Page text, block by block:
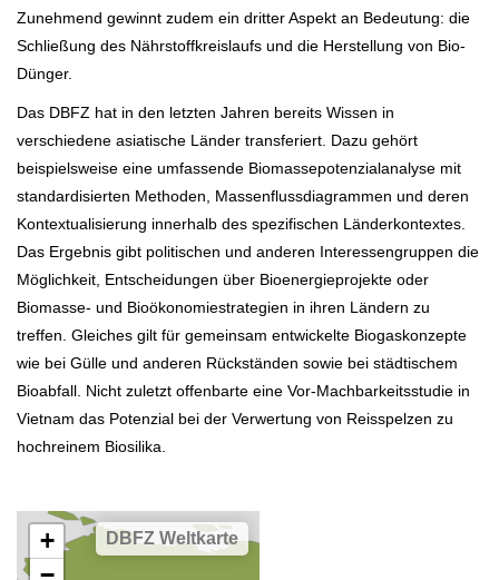
Zunehmend gewinnt zudem ein dritter Aspekt an Bedeutung: die
Schließung des Nährstoffkreislaufs und die Herstellung von Bio-
Dünger.
Das DBFZ hat in den letzten Jahren bereits Wissen in
verschiedene asiatische Länder transferiert. Dazu gehört
beispielsweise eine umfassende Biomassepotenzialanalyse mit
standardisierten Methoden, Massenflussdiagrammen und deren
Kontextualisierung innerhalb des spezifischen Länderkontextes.
Das Ergebnis gibt politischen und anderen Interessengruppen die
Möglichkeit, Entscheidungen über Bioenergieprojekte oder
Biomasse- und Bioökonomiestrategien in ihren Ländern zu
treffen. Gleiches gilt für gemeinsam entwickelte Biogaskonzepte
wie bei Gülle und anderen Rückständen sowie bei städtischem
Bioabfall. Nicht zuletzt offenbarte eine Vor-Machbarkeitsstudie in
Vietnam das Potenzial bei der Verwertung von Reisspelzen zu
hochreinem Biosilika.